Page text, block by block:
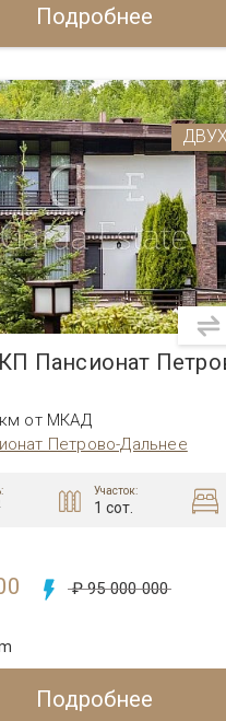
Подробнее
КП Пансионат
от МКАД
Петрово-Дальнее
Участок:
1 сот.
₽ 95 000 000
Подробнее